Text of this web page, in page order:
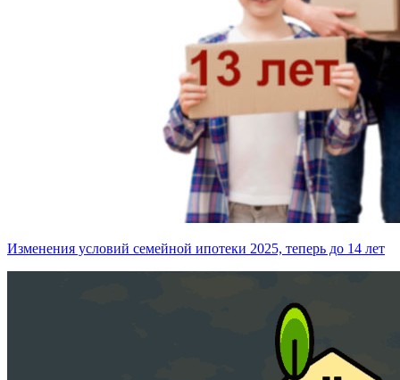
Изменения условий семейной ипотеки 2025, теперь до 14 лет